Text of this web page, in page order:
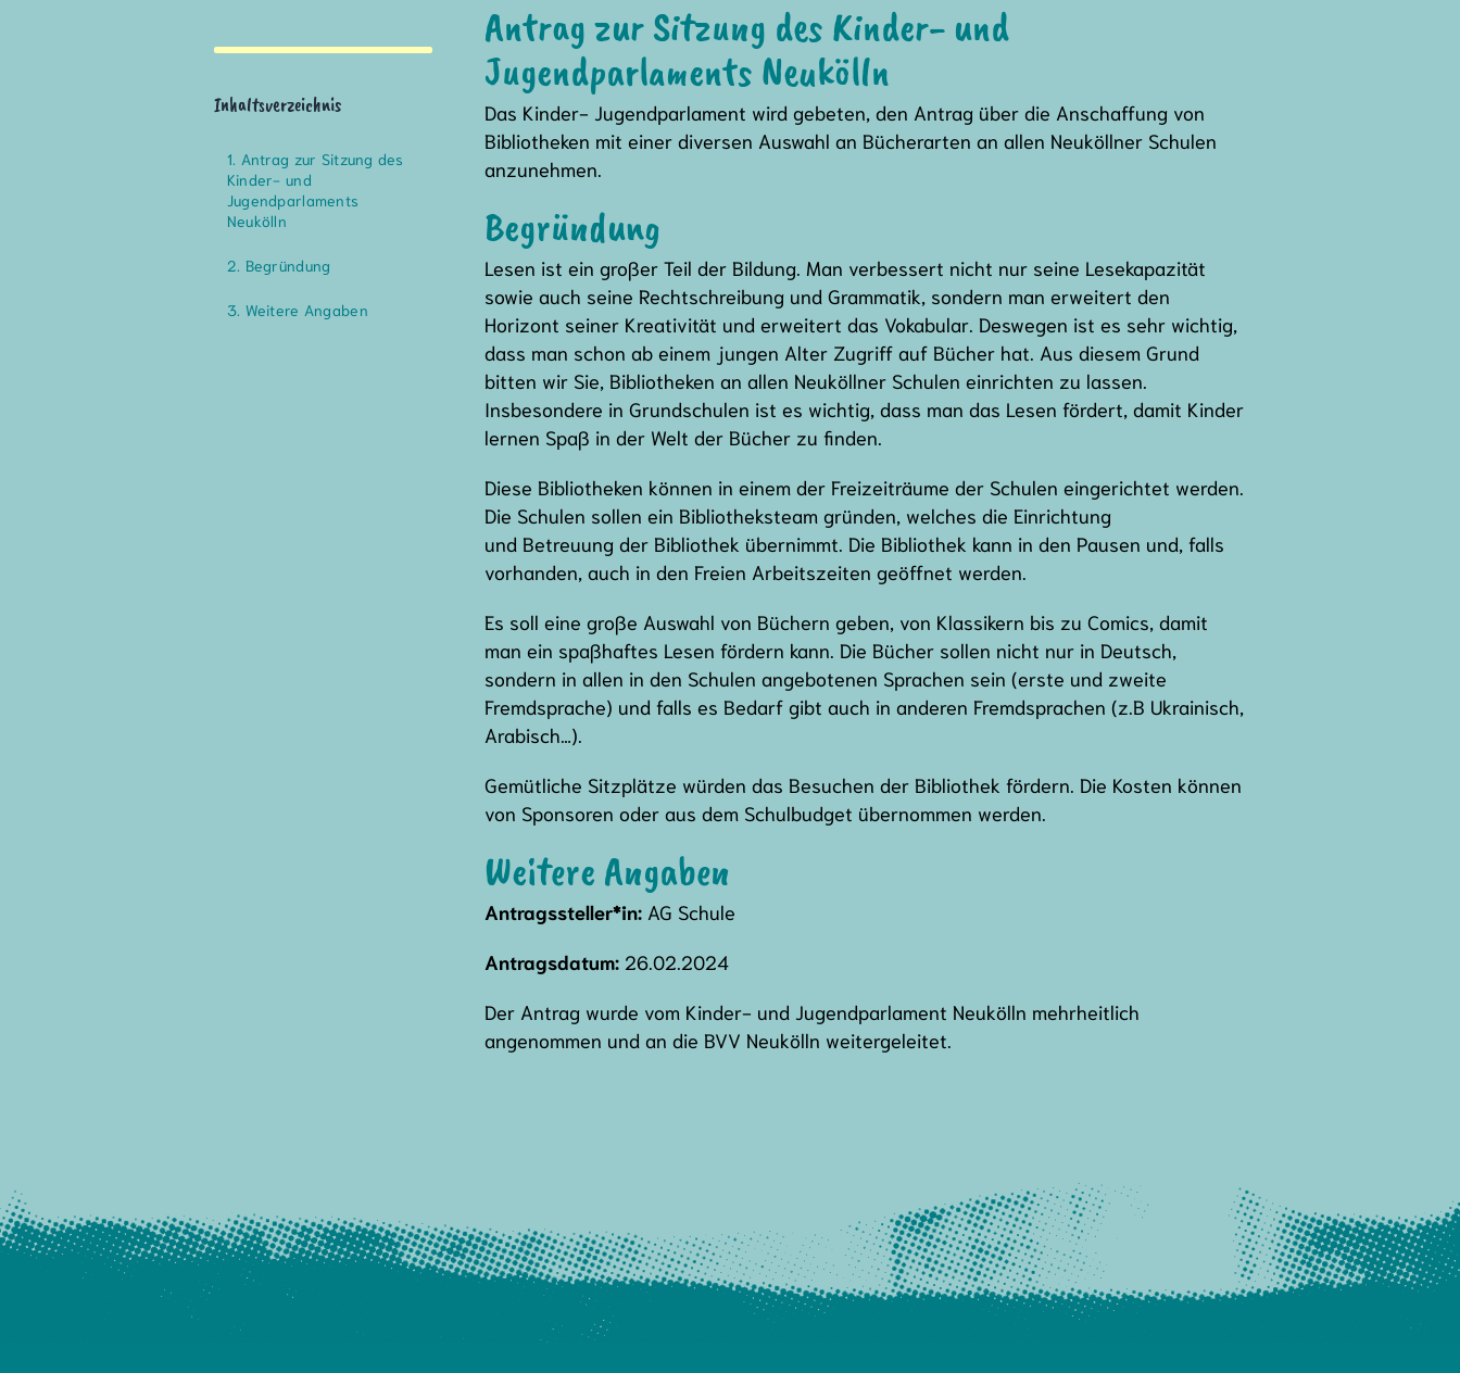
Inhaltsverzeichnis
Antrag zur Sitzung des
Kinder- und
Jugendparlaments
Neukölln
Begründung
Weitere Angaben
Antrag zur Sitzung des Kinder- und
Jugendparlaments Neukölln
Das Kinder- Jugendparlament wird gebeten, den Antrag über die Anschaffung von
Bibliotheken mit einer diversen Auswahl an Bücherarten an allen Neuköllner Schulen
anzunehmen.
Begründung
Lesen ist ein großer Teil der Bildung. Man verbessert nicht nur seine Lesekapazität
sowie auch seine Rechtschreibung und Grammatik, sondern man erweitert den
Horizont seiner Kreativität und erweitert das Vokabular. Deswegen ist es sehr wichtig,
dass man schon ab einem jungen Alter Zugriff auf Bücher hat. Aus diesem Grund
bitten wir Sie, Bibliotheken an allen Neuköllner Schulen einrichten zu lassen.
Insbesondere in Grundschulen ist es wichtig, dass man das Lesen fördert, damit Kinder
lernen Spaß in der Welt der Bücher zu finden.
Diese Bibliotheken können in einem der Freizeiträume der Schulen eingerichtet werden.
Die Schulen sollen ein Bibliotheksteam gründen, welches die Einrichtung
und Betreuung der Bibliothek übernimmt. Die Bibliothek kann in den Pausen und, falls
vorhanden, auch in den Freien Arbeitszeiten geöffnet werden.
Es soll eine große Auswahl von Büchern geben, von Klassikern bis zu Comics, damit
man ein spaßhaftes Lesen fördern kann. Die Bücher sollen nicht nur in Deutsch,
sondern in allen in den Schulen angebotenen Sprachen sein (erste und zweite
Fremdsprache) und falls es Bedarf gibt auch in anderen Fremdsprachen (z.B Ukrainisch,
Arabisch…).
Gemütliche Sitzplätze würden das Besuchen der Bibliothek fördern. Die Kosten können
von Sponsoren oder aus dem Schulbudget übernommen werden.
Weitere Angaben
Antragssteller*in: AG Schule
Antragsdatum: 26.02.2024
Der Antrag wurde vom Kinder- und Jugendparlament Neukölln mehrheitlich
angenommen und an die BVV Neukölln weitergeleitet.